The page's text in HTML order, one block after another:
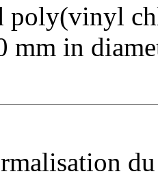
poly(vinyl
mm in